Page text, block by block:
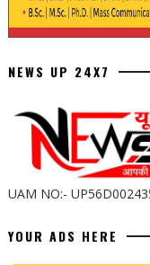
NEWS UP 24X7
UAM NO:-
YOUR ADS HERE